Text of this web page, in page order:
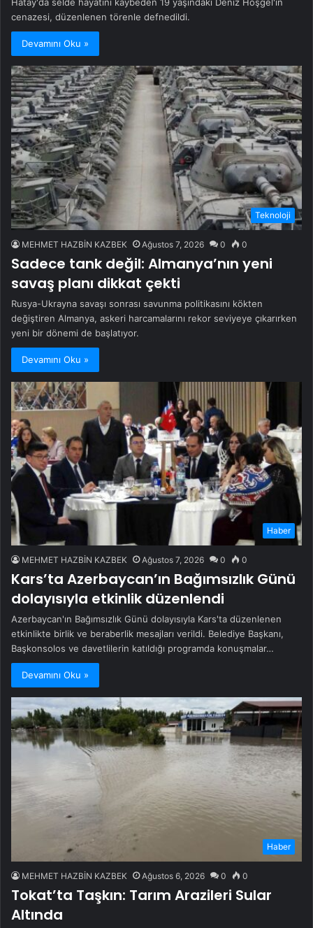
cenazesi, düzenlenen törenle defnedildi.
Devamını Oku »
Teknoloji
MEHMET HAZBİN KAZBEK Ağustos 7, 2026 0 0
Sadece tank değil: Almanya’nın yeni
savaş planı dikkat çekti
Rusya-Ukrayna savaşı sonrası savunma politikasını kökten
değiştiren Almanya, askeri harcamalarını rekor seviyeye çıkarırken
yeni bir dönemi de başlatıyor.
Devamını Oku »
Haber
MEHMET HAZBİN KAZBEK Ağustos 7, 2026 0 0
Kars’ta Azerbaycan’ın Bağımsızlık Günü
dolayısıyla etkinlik düzenlendi
Azerbaycan'ın Bağımsızlık Günü dolayısıyla Kars'ta düzenlenen
etkinlikte birlik ve beraberlik mesajları verildi. Belediye Başkanı,
Başkonsolos ve davetlilerin katıldığı programda konuşmalar…
Devamını Oku »
Haber
MEHMET HAZBİN KAZBEK Ağustos 6, 2026 0 0
Tokat’ta Taşkın: Tarım Arazileri Sular
Altında